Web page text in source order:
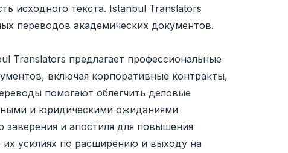
исходного текста. Istanbul Translators
переводов академических документов.
Translators предлагает профессиональные
включая корпоративные контракты,
помогают облегчить деловые
и юридическими ожиданиями
заверения и апостиля для повышения
усилиях по расширению и выходу на